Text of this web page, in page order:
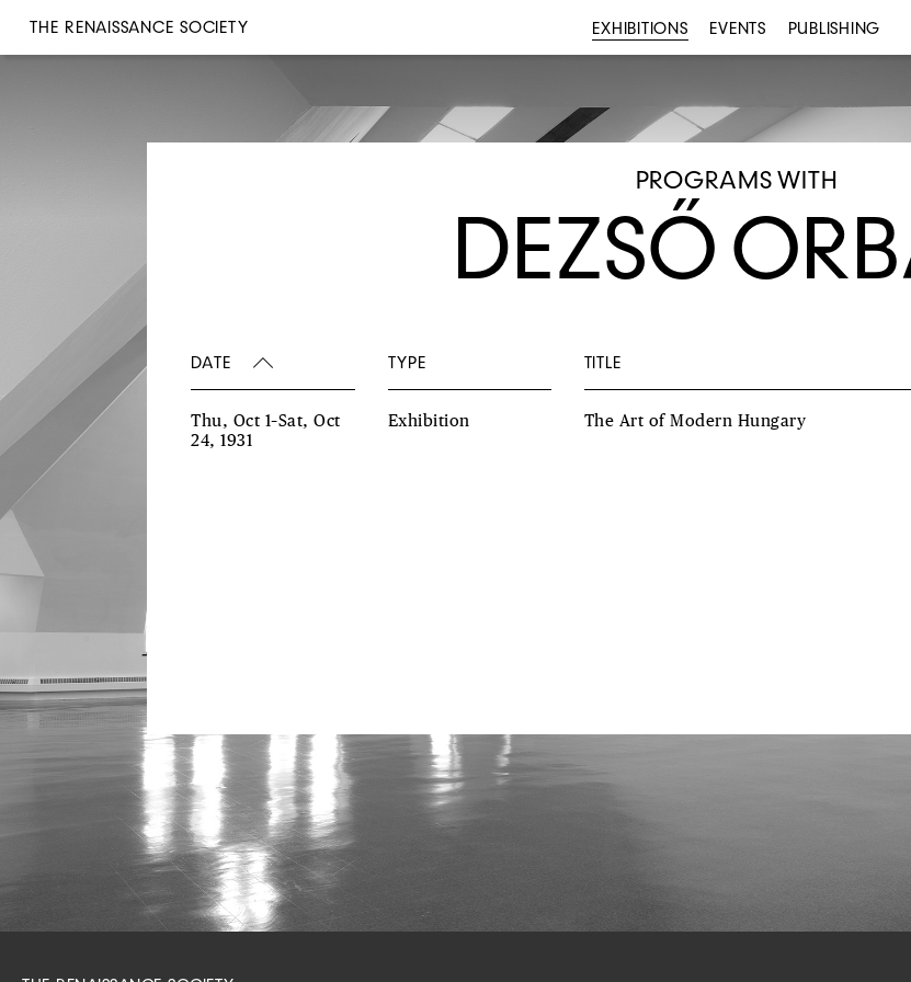
THE RENAISSANCE SOCIETY EXHIBITIONS EVENTS PUBLISHING
PROGRAMS WITH
DEZSŐ
DATE TYPE TITLE
Thu, Oct 1–Sat, Oct
24, 1931
Exhibition The Art of Modern Hungary